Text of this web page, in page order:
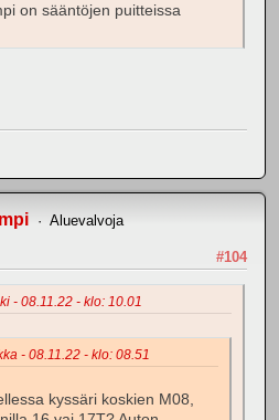
on sääntöjen puitteissa
Aluevalvoja
#104
- 08.11.22 - klo: 10.01
- 08.11.22 - klo: 08.51
kyssäri koskien M08,